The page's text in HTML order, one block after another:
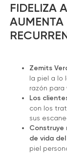
FIDELIZA
AUMENTA
Zemits
la piel a lo
razón para
Los
con los
sus
Construye
de vida
piel